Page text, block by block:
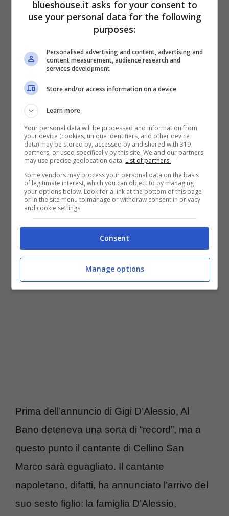
nome scelto per il piccolo, la stessa Romina
si è ritrovata a dover rispondere ad alcune
parole utilizzate daFiorello. Il conduttore
aveva commentato ironicamente il nome del
piccolo nipote di Al Bano.
Il cantante prima, però di essere nonno di
quattro nipoti e anche padre di sei figli. Lui
comeGigi D’Alessio non hanno mai
nascosto il profondo desiderio di avere una
famiglia grande.
Gigi D’Alessio anche per l’artista
napoletano arriva il sesto figlio
Prima dell’annuncio di Gigi D’Alessio, Al
Bano deteneva una sorta di “record”, ma a
questo punto il cantante di Cellino San
Marco sarà eguagliato. Il cantante
napoletano, difatti, ha annunciato l’arrivo del
suo sesto figlio: la famiglia D’Alessio,
blueshouse.it asks for your consent to
use your personal data for the following
purposes:
Personalised advertising and content, advertising and
content measurement, audience research and
services development
Store and/or access information on a device
Learn more
Your personal data will be processed and information from
your device (cookies, unique identifiers, and other device
data) may be stored by, accessed by and shared with 319
partners, or used specifically by this site. We and our partners
may use precise geolocation data. List of partners.
Some vendors may process your personal data on the basis
of legitimate interest, which you can object to by managing
your options below. Look for a link at the bottom of this page
or in the site menu to manage or withdraw consent in privacy
and cookie settings.
Consent
Manage options